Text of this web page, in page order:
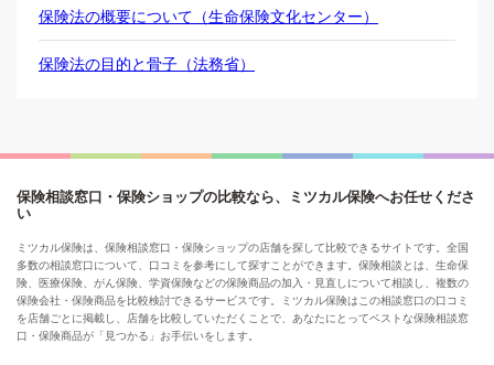
保険法の概要について（生命保険文化センター）
保険法の目的と骨子（法務省）
保険相談窓口・保険ショップの比較なら、ミツカル保険へお任せくださ
い
ミツカル保険は、保険相談窓口・保険ショップの店舗を探して比較できるサイトです。全国
多数の相談窓口について、口コミを参考にして探すことができます。保険相談とは、生命保
険、医療保険、がん保険、学資保険などの保険商品の加入・見直しについて相談し、複数の
保険会社・保険商品を比較検討できるサービスです。ミツカル保険はこの相談窓口の口コミ
を店舗ごとに掲載し、店舗を比較していただくことで、あなたにとってベストな保険相談窓
口・保険商品が「見つかる」お手伝いをします。